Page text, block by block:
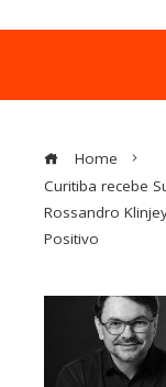
Home
Curitiba recebe
Rossandro
Positivo